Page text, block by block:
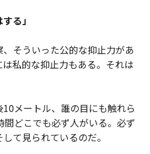
る」
そういった公的な抑止力があ
私的な抑止力もある。それは
メートル、誰の目にも触れら
どこでも必ず人がいる。必ず
て見られているのだ。